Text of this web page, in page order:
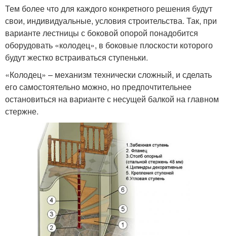
Тем более что для каждого конкретного решения будут
свои, индивидуальные, условия строительства. Так, при
варианте лестницы с боковой опорой понадобится
оборудовать «колодец», в боковые плоскости которого
будут жестко встраиваться ступеньки.
«Колодец» – механизм технически сложный, и сделать
его самостоятельно можно, но предпочтительнее
остановиться на варианте с несущей балкой на главном
стержне.